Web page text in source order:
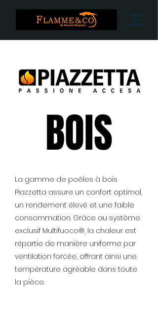
BOIS
BOIS
La gamme de poêles à bois
Piazzetta assure un confort optimal,
un rendement élevé et une faible
consommation. Grâce au système
exclusif Multifuoco®, la chaleur est
répartie de manière uniforme par
ventilation forcée, offrant ainsi une
température agréable dans toute
la pièce.